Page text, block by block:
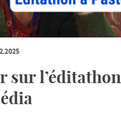
sur l’éditathon